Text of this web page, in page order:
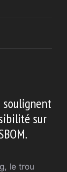
soulignent
sur
le trou